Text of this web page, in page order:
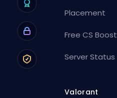
Placement
Free CS Boost
Server Status
Valorant